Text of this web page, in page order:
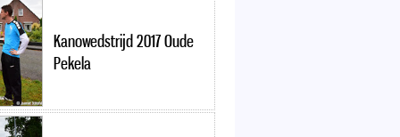
Kanowedstrijd 2017 Oude
Pekela